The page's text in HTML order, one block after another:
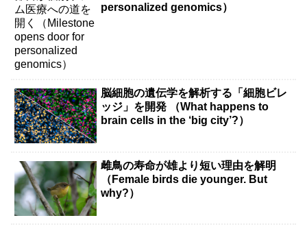
personalized genomics）
脳細胞の遺伝学を解析する「細胞ビレ
ッジ」を開発 （What happens to
brain cells in the ‘big city’?）
雌鳥の寿命が雄より短い理由を解明
（Female birds die younger. But
why?）